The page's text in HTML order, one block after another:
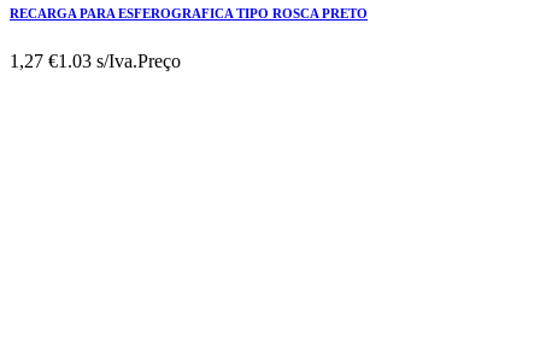
RECARGA PARA ESFEROGRAFICA TIPO ROSCA PRETO
1,27 €1.03 s/Iva.Preço